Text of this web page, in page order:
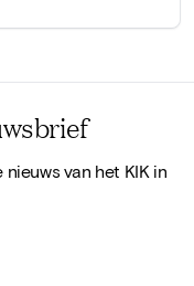
van het KIK in